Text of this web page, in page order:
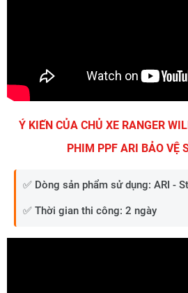
Ý KIẾN CỦA CHỦ XE RANGER
PHIM PPF ARI BẢO VỆ
✅ Dòng sản phẩm sử dụng: ARI -
✅ Thời gian thi công: 2 ngày